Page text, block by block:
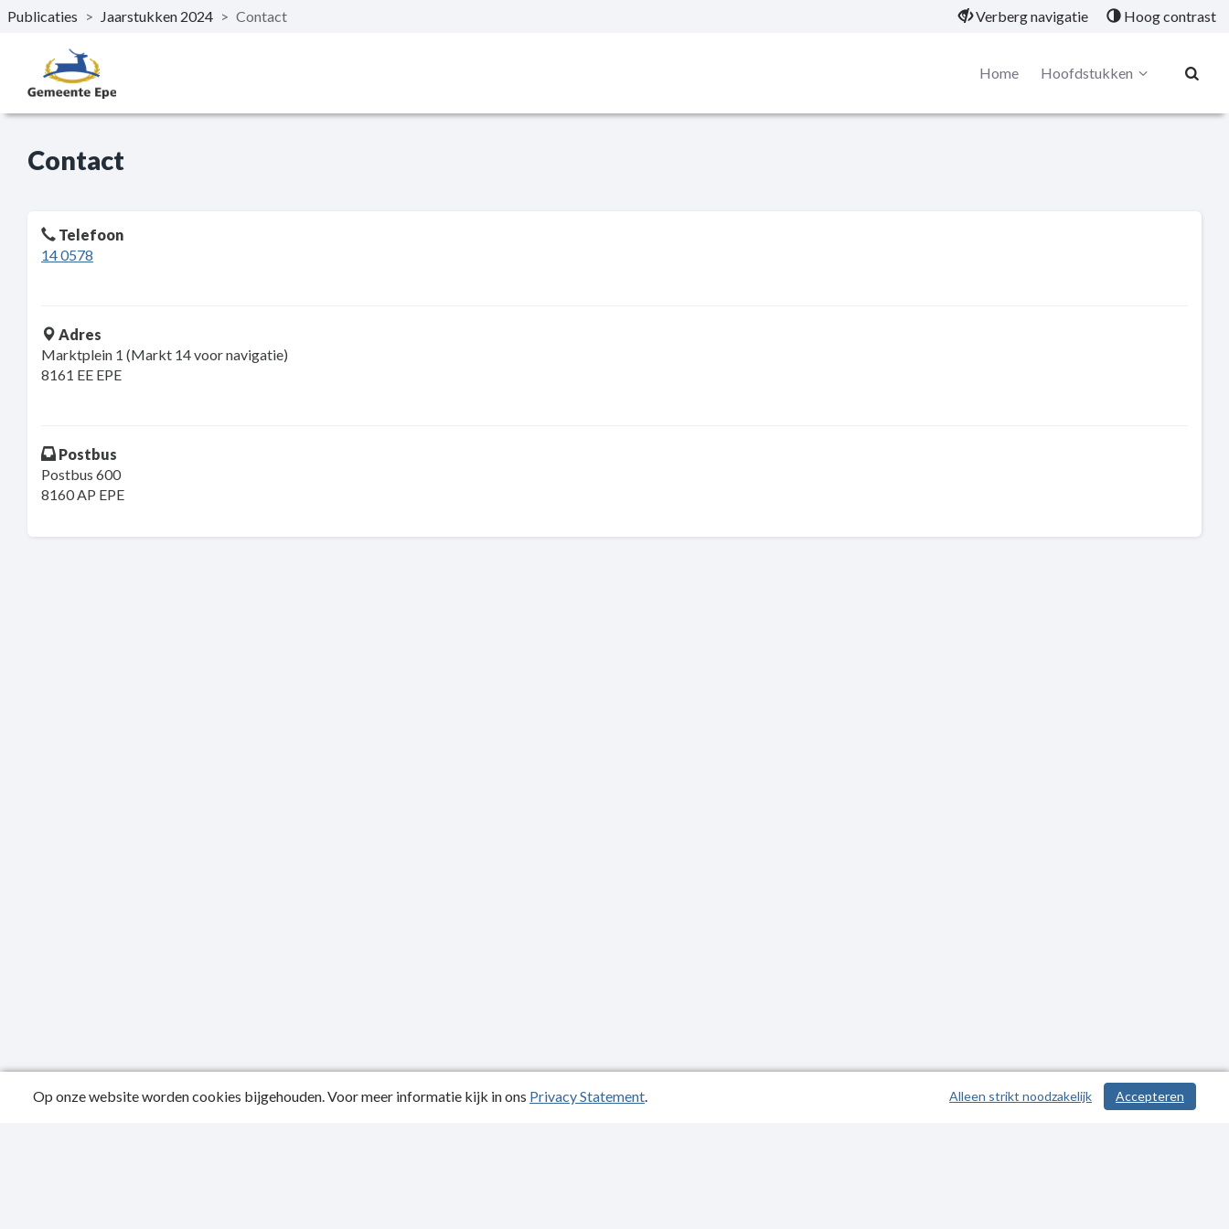
Naar hoofdinhoud
Publicaties > Jaarstukken 2024 > Contact Verberg navigatie Hoog contrast
Home Hoofdstukken
Contact
Telefoon
14 0578
Adres
Marktplein 1 (Markt 14 voor navigatie)
8161 EE EPE
Postbus
Postbus 600
8160 AP EPE
Publicatiedatum: 03-07-2025
Op onze website worden cookies bijgehouden. Voor meer informatie kijk in ons Privacy Statement. Accepteren
Alleen strikt noodzakelijk